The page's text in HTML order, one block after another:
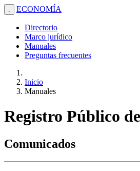
. ECONOMÍA
Directorio
Marco jurídico
Manuales
Preguntas frecuentes
Inicio
Manuales
Registro Público
Comunicados